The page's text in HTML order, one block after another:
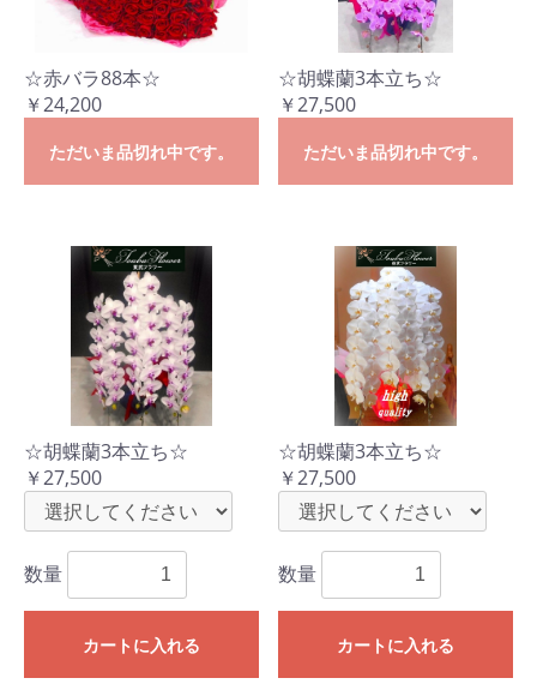
☆赤バラ88本☆
￥24,200
ただいま品切れ中です。
☆胡蝶蘭3本立ち☆
￥27,500
ただいま品切れ中です。
☆胡蝶蘭3本立ち☆
￥27,500
数量
カートに入れる
☆胡蝶蘭3本立ち☆
￥27,500
数量
カートに入れる